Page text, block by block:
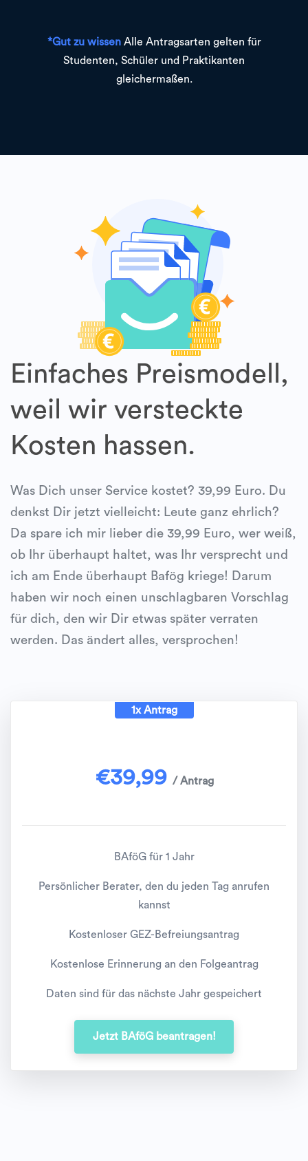
*Gut zu wissenAlle Antragsarten gelten für
Studenten, Schüler und Praktikanten
gleichermaßen.
Einfaches Preismodell,
weil wir versteckte
Kosten hassen.
Was Dich unser Service kostet? 39,99 Euro. Du
denkst Dir jetzt vielleicht: Leute ganz ehrlich?
Da spare ich mir lieber die 39,99 Euro, wer weiß,
ob Ihr überhaupt haltet, was Ihr versprecht und
ich am Ende überhaupt Bafög kriege! Darum
haben wir noch einen unschlagbaren Vorschlag
für dich, den wir Dir etwas später verraten
werden. Das ändert alles, versprochen!
1x Antrag
€39,99 / Antrag
BAföG für 1 Jahr
Persönlicher Berater, den du jeden Tag anrufen
kannst
Kostenloser GEZ-Befreiungsantrag
Kostenlose Erinnerung an den Folgeantrag
Daten sind für das nächste Jahr gespeichert
Jetzt BAföG beantragen!